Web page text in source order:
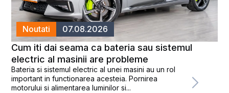
Noutati 07.08.2026
Cum iti dai seama ca bateria sau sistemul
electric al masinii are probleme
Bateria si sistemul electric al unei masini au un rol
important in functionarea acesteia. Pornirea
motorului si alimentarea luminilor si...